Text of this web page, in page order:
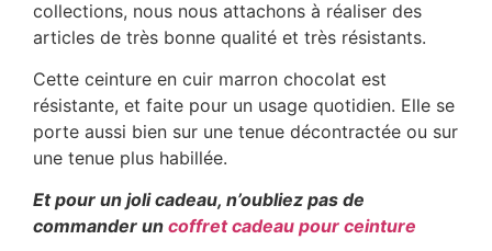
collections, nous nous attachons à réaliser des
articles de très bonne qualité et très résistants.
Cette ceinture en cuir marron chocolat est
résistante, et faite pour un usage quotidien. Elle se
porte aussi bien sur une tenue décontractée ou sur
une tenue plus habillée.
Et pour un joli cadeau, n’oubliez pas de
commander un coffret cadeau pour ceinture